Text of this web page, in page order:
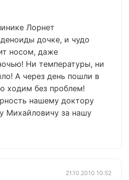
Лорнет
дочке, и чудо
носом, даже
Ни температуры, ни
А через день пошли в
ходим без проблем!
нашему доктору
Михайловичу за нашу
21.10.2010 10:52